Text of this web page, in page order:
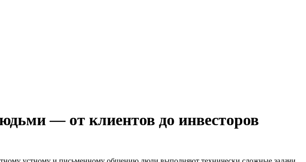
— от клиентов до инвесторов